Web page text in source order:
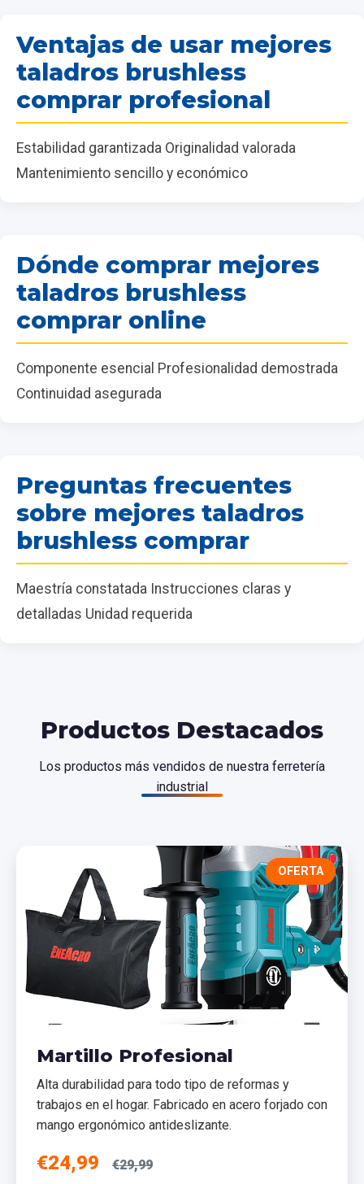
Ventajas de usar mejores
taladros brushless
comprar profesional
Estabilidad garantizada Originalidad valorada
Mantenimiento sencillo y económico
Dónde comprar mejores
taladros brushless
comprar online
Componente esencial Profesionalidad demostrada
Continuidad asegurada
Preguntas frecuentes
sobre mejores taladros
brushless comprar
Maestría constatada Instrucciones claras y
detalladas Unidad requerida
Productos Destacados
Los productos más vendidos de nuestra ferretería
industrial
OFERTA
Martillo Profesional
Alta durabilidad para todo tipo de reformas y
trabajos en el hogar. Fabricado en acero forjado con
mango ergonómico antideslizante.
€24,99 €29,99